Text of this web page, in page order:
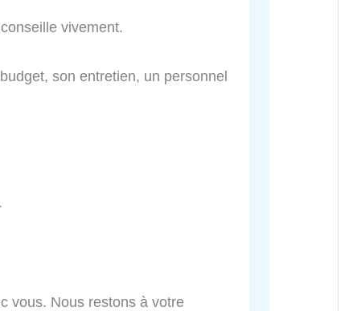
vivement.
son entretien, un personnel
vous. Nous restons à votre